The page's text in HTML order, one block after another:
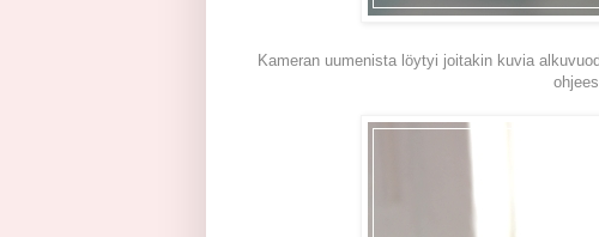
Kameran uumenista löytyi joitakin kuvia